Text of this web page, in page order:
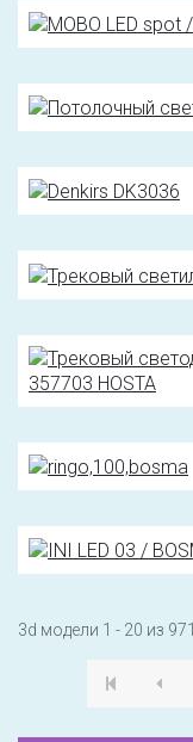
3d модели 1 - 20 из 971